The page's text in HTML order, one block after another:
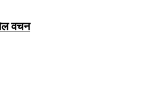
वचन